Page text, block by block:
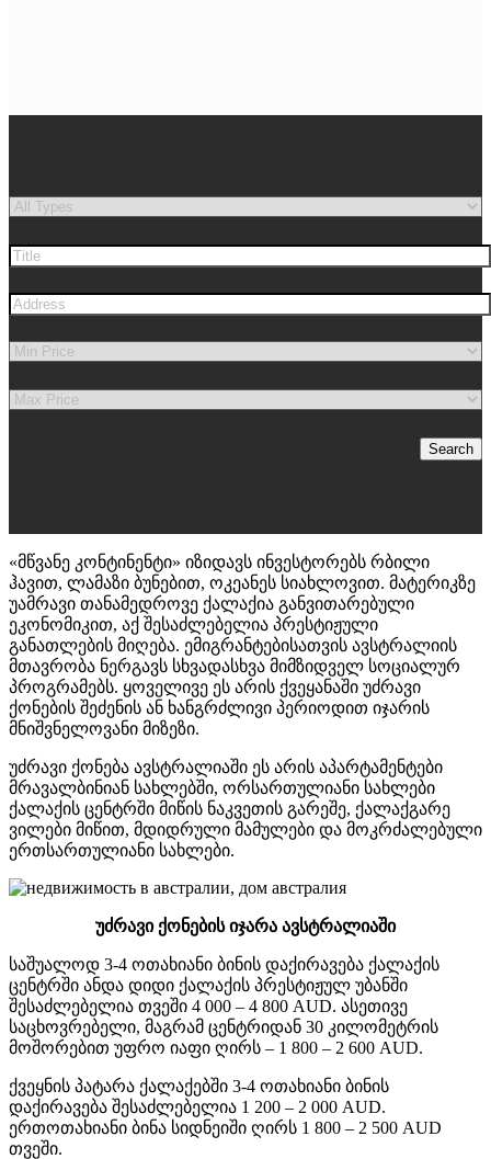
Search
«მწვანე კონტინენტი» იზიდავს ინვესტორებს რბილი
ჰავით, ლამაზი ბუნებით, ოკეანეს სიახლოვით. მატერიკზე
უამრავი თანამედროვე ქალაქია განვითარებული
ეკონომიკით, აქ შესაძლებელია პრესტიჟული
განათლების მიღება. ემიგრანტებისათვის ავსტრალიის
მთავრობა ნერგავს სხვადასხვა მიმზიდველ სოციალურ
პროგრამებს. ყოველივე ეს არის ქვეყანაში უძრავი
ქონების შეძენის ან ხანგრძლივი პერიოდით იჯარის
მნიშვნელოვანი მიზეზი.
უძრავი ქონება ავსტრალიაში ეს არის აპარტამენტები
მრავალბინიან სახლებში, ორსართულიანი სახლები
ქალაქის ცენტრში მიწის ნაკვეთის გარეშე, ქალაქგარე
ვილები მიწით, მდიდრული მამულები და მოკრძალებული
ერთსართულიანი სახლები.
უძრავი ქონების იჯარა ავსტრალიაში
საშუალოდ 3-4 ოთახიანი ბინის დაქირავება ქალაქის
ცენტრში ანდა დიდი ქალაქის პრესტიჟულ უბანში
შესაძლებელია თვეში 4 000 – 4 800 AUD. ასეთივე
საცხოვრებელი, მაგრამ ცენტრიდან 30 კილომეტრის
მოშორებით უფრო იაფი ღირს – 1 800 – 2 600 AUD.
ქვეყნის პატარა ქალაქებში 3-4 ოთახიანი ბინის
დაქირავება შესაძლებელია 1 200 – 2 000 AUD.
ერთოთახიანი ბინა სიდნეიში ღირს 1 800 – 2 500 AUD
თვეში.